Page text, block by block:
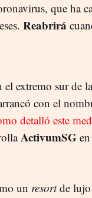
que ha
Reabrirá
extremo sur de
con el
detalló este
ActivumSG
un resortde lujo